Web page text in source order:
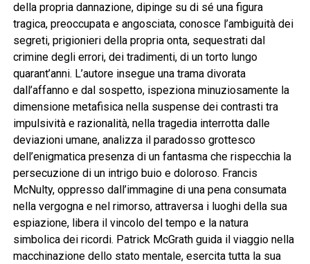
della propria dannazione, dipinge su di sé una figura
tragica, preoccupata e angosciata, conosce l’ambiguità dei
segreti, prigionieri della propria onta, sequestrati dal
crimine degli errori, dei tradimenti, di un torto lungo
quarant’anni. L’autore insegue una trama divorata
dall’affanno e dal sospetto, ispeziona minuziosamente la
dimensione metafisica nella suspense dei contrasti tra
impulsività e razionalità, nella tragedia interrotta dalle
deviazioni umane, analizza il paradosso grottesco
dell’enigmatica presenza di un fantasma che rispecchia la
persecuzione di un intrigo buio e doloroso. Francis
McNulty, oppresso dall’immagine di una pena consumata
nella vergogna e nel rimorso, attraversa i luoghi della sua
espiazione, libera il vincolo del tempo e la natura
simbolica dei ricordi. Patrick McGrath guida il viaggio nella
macchinazione dello stato mentale, esercita tutta la sua